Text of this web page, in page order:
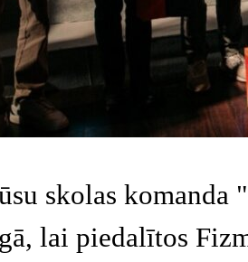
skolas komanda
lai piedalītos